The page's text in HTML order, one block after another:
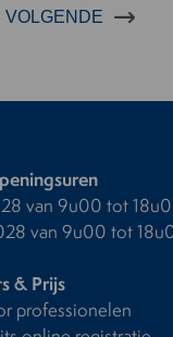
VOLGENDE
van 9u00 tot
van 9u00 tot
& Prijs
professionelen